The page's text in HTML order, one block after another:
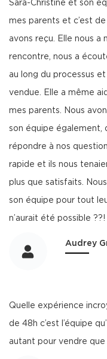
Sara-Christine et son
mes parents et c’est
avons reçu. Elle nous a
rencontre, nous a
au long du processus
vendue. Elle a même
mes parents. Nous
son équipe également,
répondre à nos
rapide et ils nous
plus que satisfaits.
son équipe pour tout
n’aurait été possible ??!
Audrey
Quelle expérience
de 48h c’est l’équipe
autant pour vendre